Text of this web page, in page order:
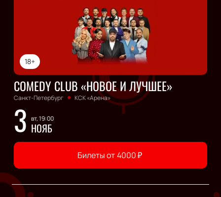
18+
COMEDY CLUB «НОВОЕ И ЛУЧШЕЕ»
Санкт-Петербург КСК «Арена»
3 вт, 19:00
НОЯБ
Билеты от 4000₽